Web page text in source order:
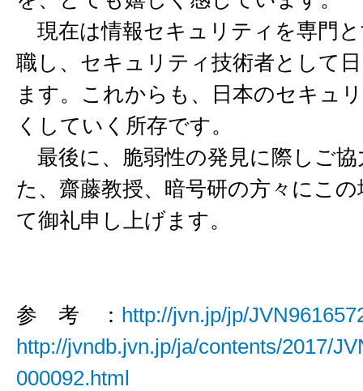
現在は情報セキュリティを専門
職し、セキュリティ技術者として
ます。これからも、日本のセキュ
くしていく所存です。
最後に、脆弱性の発見に際しご
た、齋藤教授、暗号研の方々にこ
て御礼申し上げます。
参 考 ： http://jvn.jp/jp/
http://jvndb.jvn.jp/ja/contents/2017/
000092.html